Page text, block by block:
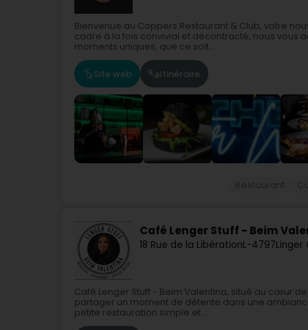
Bienvenue au Coppers Restaurant & Club, votre
cadre à la fois convivial et décontracté, nous vous
moments uniques, que ce soit...
Site web Itinéraire
Café Lenger Stuff - Beim
18 Rue de la LibérationL-4797Linger
Café Lenger Stuff - Beim Valentina, situé au cœur
partager un moment de détente dans une
petite restauration simple et...